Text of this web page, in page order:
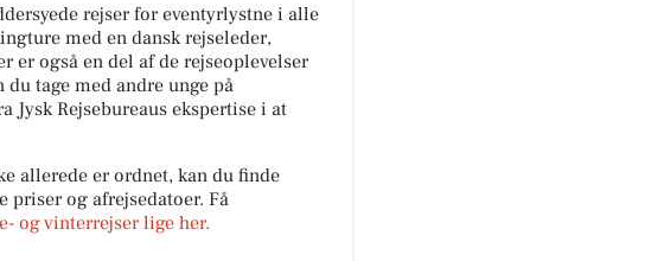
rejser for eventyrlystne i alle
med en dansk rejseleder,
er også en del af de rejseoplevelser
tage med andre unge på
Jysk Rejsebureaus ekspertise i at
allerede er ordnet, kan du finde
priser og afrejsedatoer. Få
og vinterrejser lige her.